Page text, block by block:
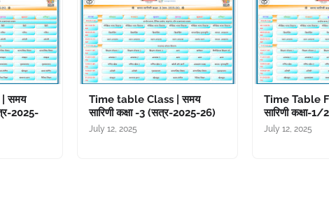
समय
2025-
Time table Class | समय
सारिणी कक्षा -3 (सत्र-2025-26)
July 12, 2025
Time Table
सारिणी कक्षा-
July 12, 2025